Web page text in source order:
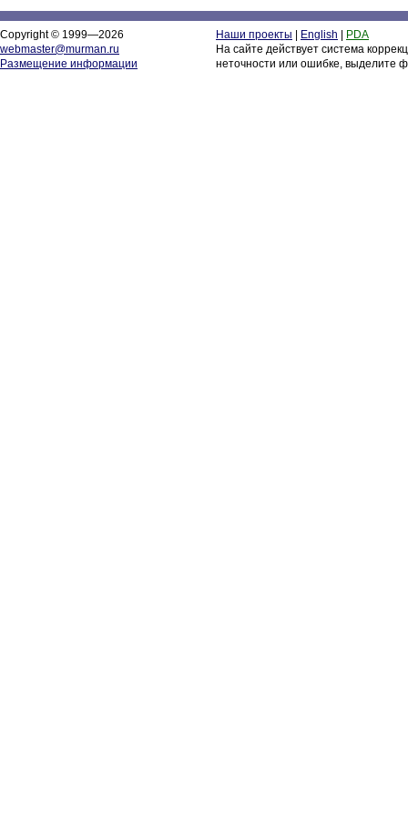
Copyright © 1999—2026
webmaster@murman.ru
Размещение информации
Наши проекты English
PDA
На сайте действует система
неточности или ошибке, выделите